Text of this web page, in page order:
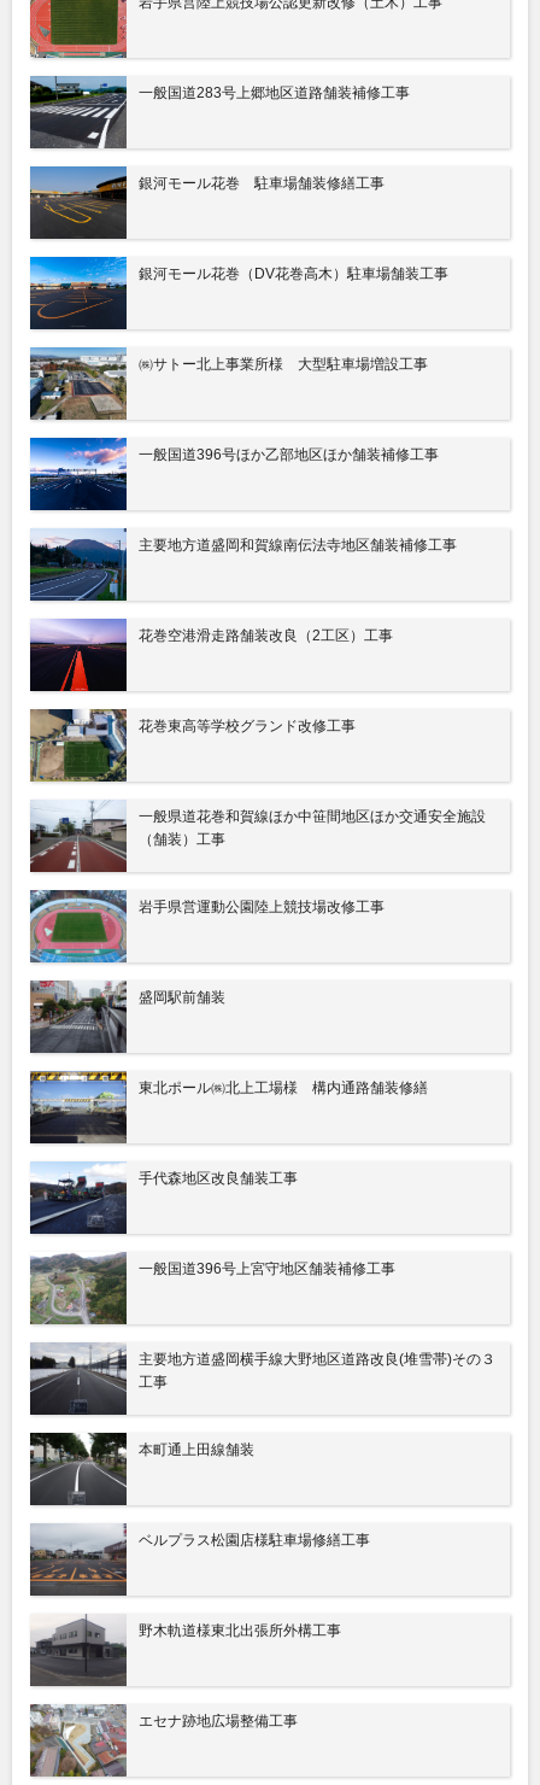
一般国道283号上郷地区道路舗装補修工事
銀河モール花巻 駐車場舗装修繕工事
銀河モール花巻（DV花巻高木）駐車場舗装工事
㈱サトー北上事業所様 大型駐車場増設工事
一般国道396号ほか乙部地区ほか舗装補修工事
主要地方道盛岡和賀線南伝法寺地区舗装補修工事
花巻空港滑走路舗装改良（2工区）工事
花巻東高等学校グランド改修工事
一般県道花巻和賀線ほか中笹間地区ほか交通安全施設
（舗装）工事
岩手県営運動公園陸上競技場改修工事
盛岡駅前舗装
東北ポール㈱北上工場様 構内通路舗装修繕
手代森地区改良舗装工事
一般国道396号上宮守地区舗装補修工事
主要地方道盛岡横手線大野地区道路改良(堆雪帯)その３
工事
本町通上田線舗装
ベルプラス松園店様駐車場修繕工事
野木軌道様東北出張所外構工事
エセナ跡地広場整備工事